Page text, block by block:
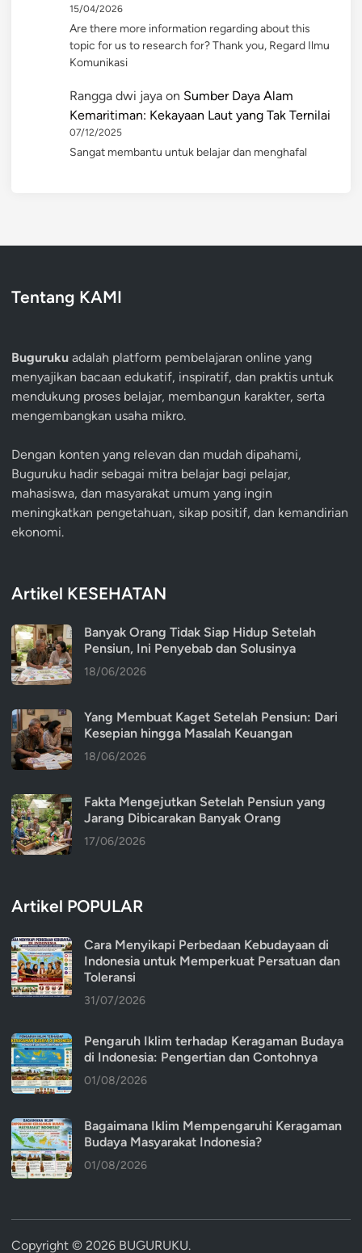
15/04/2026
Are there more information regarding about this
topic for us to research for? Thank you, Regard Ilmu
Komunikasi
Rangga dwi jaya on Sumber Daya Alam
Kemaritiman: Kekayaan Laut yang Tak Ternilai
07/12/2025
Sangat membantu untuk belajar dan menghafal
Tentang KAMI
Buguruku adalah platform pembelajaran online yang
menyajikan bacaan edukatif, inspiratif, dan praktis untuk
mendukung proses belajar, membangun karakter, serta
mengembangkan usaha mikro.
Dengan konten yang relevan dan mudah dipahami,
Buguruku hadir sebagai mitra belajar bagi pelajar,
mahasiswa, dan masyarakat umum yang ingin
meningkatkan pengetahuan, sikap positif, dan kemandirian
ekonomi.
Artikel KESEHATAN
Banyak Orang Tidak Siap Hidup Setelah
Pensiun, Ini Penyebab dan Solusinya
18/06/2026
Yang Membuat Kaget Setelah Pensiun: Dari
Kesepian hingga Masalah Keuangan
18/06/2026
Fakta Mengejutkan Setelah Pensiun yang
Jarang Dibicarakan Banyak Orang
17/06/2026
Artikel POPULAR
Cara Menyikapi Perbedaan Kebudayaan di
Indonesia untuk Memperkuat Persatuan dan
Toleransi
31/07/2026
Pengaruh Iklim terhadap Keragaman Budaya
di Indonesia: Pengertian dan Contohnya
01/08/2026
Bagaimana Iklim Mempengaruhi Keragaman
Budaya Masyarakat Indonesia?
01/08/2026
Copyright © 2026 BUGURUKU.